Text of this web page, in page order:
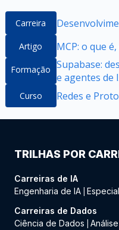
Carreira
Artigo MCP: o que
Formação Supabase:
e agentes de
Curso Redes e
TRILHAS POR
Carreiras de IA
Engenharia de IA
Carreiras de Dados
Ciência de Dados